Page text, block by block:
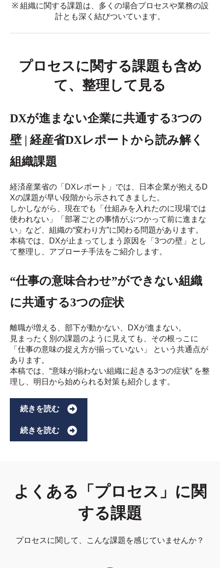
※ 組織に関する課題は、多くの場合プロセスや業務の設
計とも深く結びついています。
プロセスに関する課題も含め
て、整理して見る
DXが進まない企業に共通する3つの
壁 | 経産省DXレポートから読み解く
組織課題
経済産業省の「DXレポート」では、日本企業が抱えるD
Xの課題が早い段階から示されてきました。
しかしながら、現在でも「仕組みを入れたのに現場では
使われない」「部署ごとの事情がぶつかって前に進まな
い」など、組織の“変わり方”に関わる問題があります。
本稿では、DXが止まってしまう原因を「3つの壁」とし
て整理し、アプローチ手法をご紹介します。
“仕事の意味合わせ”ができない組織
に共通する3つの症状
離職が増える、部下が動かない、DXが進まない。
見まったく別の課題のように見えても、その根っこに
「仕事の意味の捉え方が揃っていない」 という共通点が
あります。
本稿では、“意味が揃わない組織に起きる3つの症状” を整
理し、明日から始められる対策も紹介します。
続きを読む
続きを読む
よくある「プロセス」に関
する課題
プロセスに関して、こんな課題を感じていませんか？